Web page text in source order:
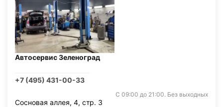
Автосервис Зеленоград
+7 (495) 431-00-33
С 09:00 до 21:00. Без выходных
Сосновая аллея, 4, стр. 3